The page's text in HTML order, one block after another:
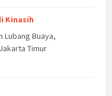
Kinasih
Lubang Buaya,
Timur